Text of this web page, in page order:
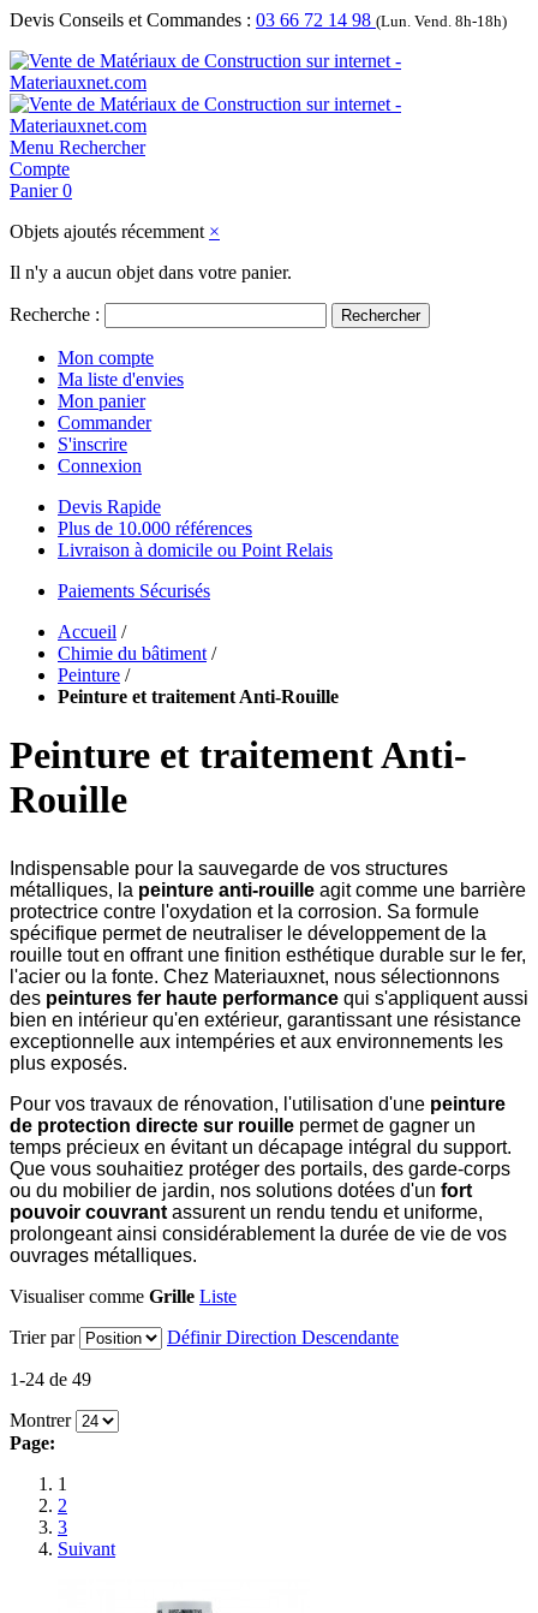
Devis Conseils et Commandes : 03 66 72 14 98 (Lun. Vend. 8h-18h)
Menu Rechercher
Compte
Panier 0
Objets ajoutés récemment ×
Il n'y a aucun objet dans votre panier.
Recherche : Rechercher
Mon compte
Ma liste d'envies
Mon panier
Commander
S'inscrire
Connexion
Devis Rapide
Plus de 10.000 références
Livraison à domicile ou Point Relais
Paiements Sécurisés
Accueil /
Chimie du bâtiment /
Peinture /
Peinture et traitement Anti-Rouille
Peinture et traitement Anti-
Rouille
Indispensable pour la sauvegarde de vos structures
métalliques, la peinture anti-rouille agit comme une barrière
protectrice contre l'oxydation et la corrosion. Sa formule
spécifique permet de neutraliser le développement de la
rouille tout en offrant une finition esthétique durable sur le fer,
l'acier ou la fonte. Chez Materiauxnet, nous sélectionnons
des peintures fer haute performance qui s'appliquent aussi
bien en intérieur qu'en extérieur, garantissant une résistance
exceptionnelle aux intempéries et aux environnements les
plus exposés.
Pour vos travaux de rénovation, l'utilisation d'une peinture
de protection directe sur rouille permet de gagner un
temps précieux en évitant un décapage intégral du support.
Que vous souhaitiez protéger des portails, des garde-corps
ou du mobilier de jardin, nos solutions dotées d'un fort
pouvoir couvrantassurent un rendu tendu et uniforme,
prolongeant ainsi considérablement la durée de vie de vos
ouvrages métalliques.
Visualiser comme Grille Liste
Trier par
Définir Direction Descendante
1-24 de 49
Montrer
Page:
1
2
3
Suivant